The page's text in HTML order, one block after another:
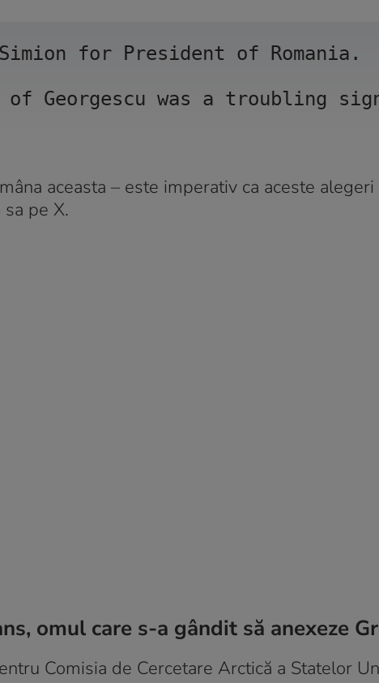
for President of Romania.
Georgescu was a troubling
aceasta – este imperativ ca aceste
pe X.
omul care s-a gândit să anexeze
Comisia de Cercetare Arctică a Statelor